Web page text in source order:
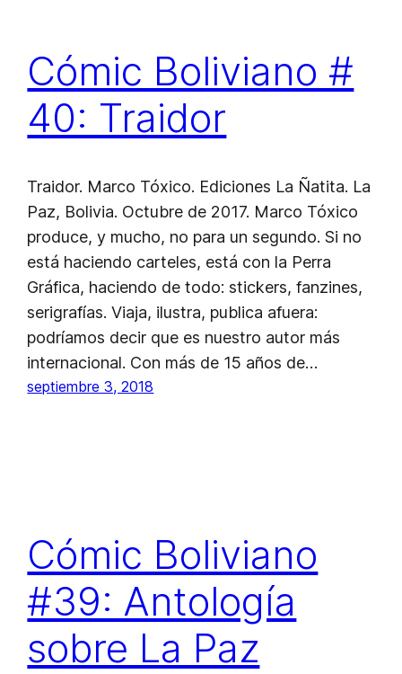
Cómic Boliviano #
40: Traidor
Traidor. Marco Tóxico. Ediciones La Ñatita. La
Paz, Bolivia. Octubre de 2017. Marco Tóxico
produce, y mucho, no para un segundo. Si no
está haciendo carteles, está con la Perra
Gráfica, haciendo de todo: stickers, fanzines,
serigrafías. Viaja, ilustra, publica afuera:
podríamos decir que es nuestro autor más
internacional. Con más de 15 años de…
septiembre 3, 2018
Cómic Boliviano
#39: Antología
sobre La Paz